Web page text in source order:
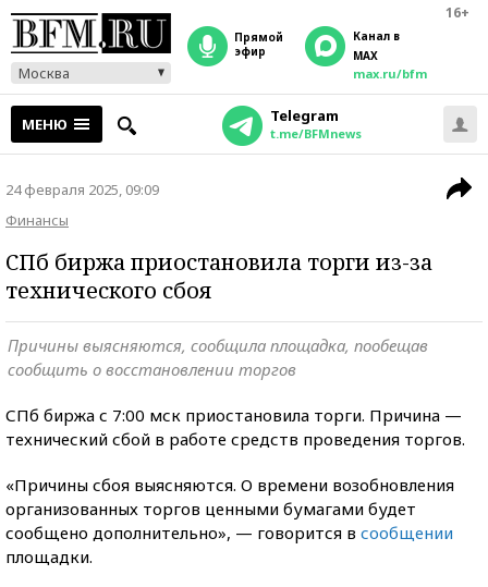
16+
Москва
прямой
эфир
Канал в
MAX
max.ru/bfm
МЕНЮ Telegram
t.me/BFMnews
24 февраля 2025, 09:09
Финансы
СПб биржа приостановила торги из-за
технического сбоя
Причины выясняются, сообщила площадка, пообещав
сообщить о восстановлении торгов
СПб биржа с 7:00 мск приостановила торги. Причина —
технический сбой в работе средств проведения торгов.
«Причины сбоя выясняются. О времени возобновления
организованных торгов ценными бумагами будет
сообщено дополнительно», — говорится в сообщении
площадки.